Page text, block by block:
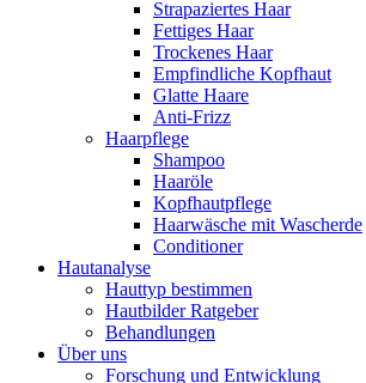
Strapaziertes Haar
Fettiges Haar
Trockenes Haar
Empfindliche Kopfhaut
Glatte Haare
Anti-Frizz
Haarpflege
Shampoo
Haaröle
Kopfhautpflege
Haarwäsche mit Wascherde
Conditioner
Hautanalyse
Hauttyp bestimmen
Hautbilder Ratgeber
Behandlungen
Über uns
Forschung und Entwicklung